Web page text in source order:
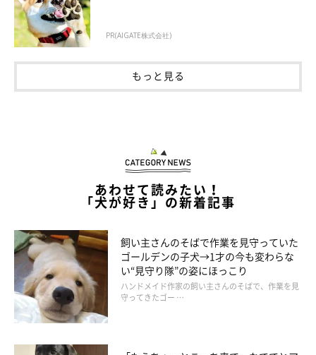
本当なら、床一面をマットやカーペットで埋め尽くすのが安心な
のかもしれません。でも、マロたんは、日向ぼっこでホットドッ
グになりすぎたとき、ひんやりしたフローリングに寝そべるのが
ておくことにしました。
PR(AIGATE株式会社)
もっと見る
あわせて読みたい！
「犬が好き」の新着記事
飼い主さんのそばで作業を見守っていた
ゴールデンの子犬→1才の今も変わらな
い“見守り隊”の姿にほっこり
ハンドメイド作家の飼い主さんのそばで、作業を見
守ってきたゴー …